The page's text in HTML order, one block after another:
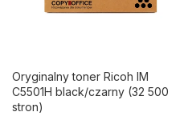
Oryginalny toner Ricoh IM
C5501H black/czarny (32 500
stron)